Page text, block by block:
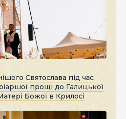
Святослава під час
прощі до Галицької
Божої в Крилосі